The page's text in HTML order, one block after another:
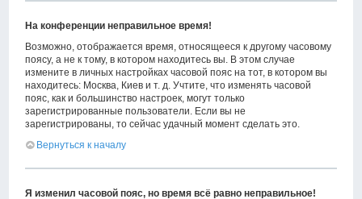
На конференции неправильное время!
Возможно, отображается время, относящееся к другому часовому
поясу, а не к тому, в котором находитесь вы. В этом случае
измените в личных настройках часовой пояс на тот, в котором вы
находитесь: Москва, Киев и т. д. Учтите, что изменять часовой
пояс, как и большинство настроек, могут только
зарегистрированные пользователи. Если вы не
зарегистрированы, то сейчас удачный момент сделать это.
Вернуться к началу
Я изменил часовой пояс, но время всё равно неправильное!